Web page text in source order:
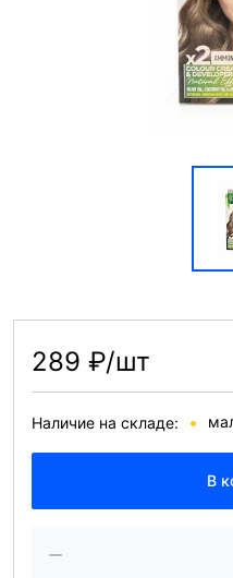
289 ₽/шт
Наличие на складе:
В